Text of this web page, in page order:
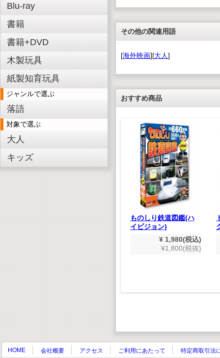
Blu-ray
書籍
書籍+DVD
木製玩具
紙製知育玩具
ジャンルで選ぶ
落語
対象で選ぶ
大人
キッズ
その他の関連用語
[海外映画][大人]
おすすめ商品
ル ス
税込)
税抜)
木製エスカレーター式
コースター クラフト
キット
¥ 1,628(税込)
¥1,480(税抜)
ものしり鉄道図鑑(ハ
イビジョン)
¥ 1,980(税込)
¥1,800(税抜)
HOME 会社概要 アクセス ご利用にあたって 特定商取引法